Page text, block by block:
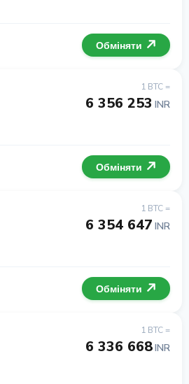
Обміняти
1 BTC =
6 356 253 INR
Обміняти
1 BTC =
6 354 647 INR
Обміняти
1 BTC =
6 336 668INR